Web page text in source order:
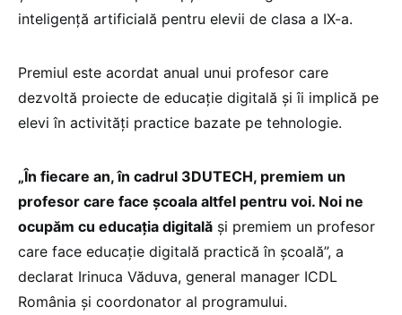
inteligență artificială pentru elevii de clasa a IX-a.
Premiul este acordat anual unui profesor care
dezvoltă proiecte de educație digitală și îi implică pe
elevi în activități practice bazate pe tehnologie.
„În fiecare an, în cadrul 3DUTECH, premiem un
profesor care face școala altfel pentru voi. Noi ne
ocupăm cu educația digitală și premiem un profesor
care face educație digitală practică în școală”, a
declarat Irinuca Văduva, general manager ICDL
România și coordonator al programului.